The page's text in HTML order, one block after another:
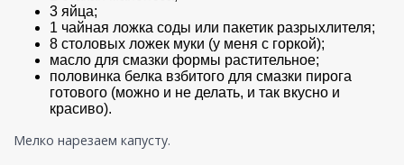
3 яйца;
1 чайная ложка соды или пакетик разрыхлителя;
8 столовых ложек муки (у меня с горкой);
масло для смазки формы растительное;
половинка белка взбитого для смазки пирога
готового (можно и не делать, и так вкусно и
красиво).
Мелко нарезаем капусту.